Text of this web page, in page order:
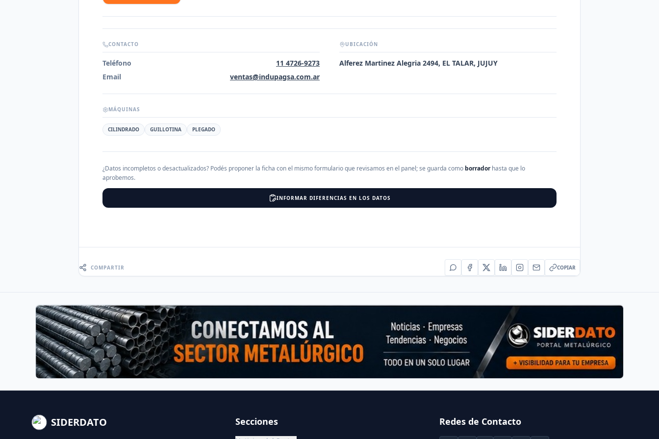
CONTACTO
Teléfono
11 4726-9273
Email
ventas@indupagsa.com.ar
UBICACIÓN
Alferez Martinez Alegria 2494, EL TALAR, JUJUY
MÁQUINAS
CILINDRADO GUILLOTINA PLEGADO
¿Datos incompletos o desactualizados? Podés proponer la ficha con el mismo formulario que revisamos en el panel; se guarda como borradorhasta que lo
aprobemos.
INFORMAR DIFERENCIAS EN LOS DATOS
COMPARTIR COPIAR
SIDERDATO Secciones Redes de Contacto